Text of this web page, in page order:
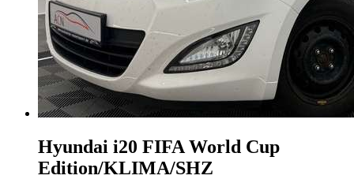
Hyundai i20 FIFA World Cup
Edition/KLIMA/SHZ